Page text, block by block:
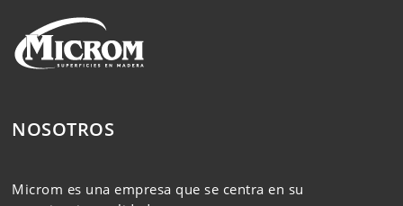
NOSOTROS
Microm es una empresa que se centra en su